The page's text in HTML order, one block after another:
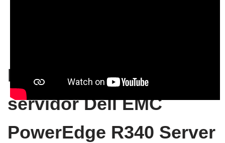
Especificaciones del
servidor Dell EMC
PowerEdge R340 Server